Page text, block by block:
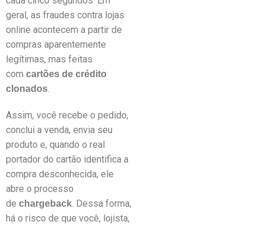
geral, as fraudes contra lojas
online acontecem a partir de
compras aparentemente
legítimas, mas feitas
com cartões de crédito
clonados.
Assim, você recebe o pedido,
conclui a venda, envia seu
produto e, quando o real
portador do cartão identifica a
compra desconhecida, ele
abre o processo
de chargeback. Dessa forma,
há o risco de que você, lojista,